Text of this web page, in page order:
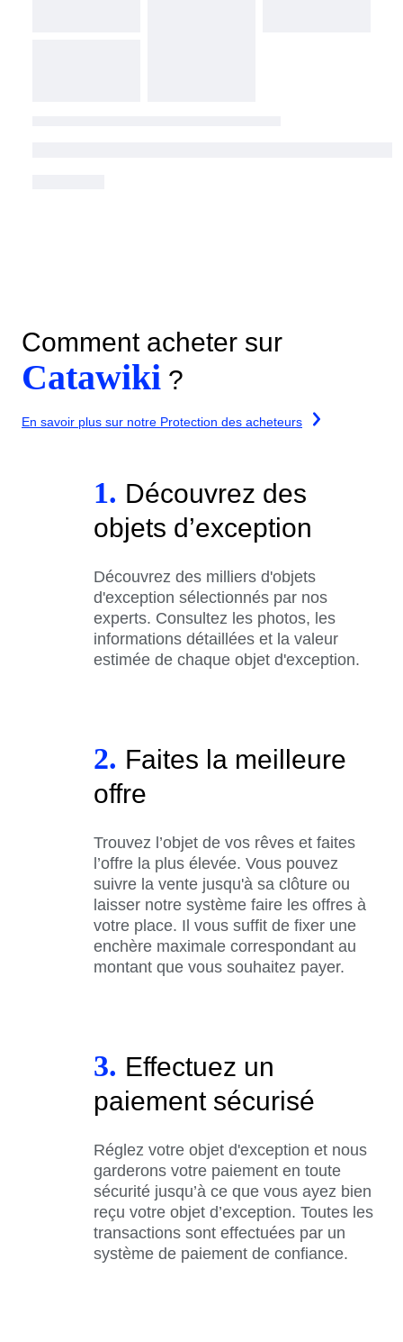
Comment acheter sur
Catawiki ?
En savoir plus sur notre Protection des acheteurs
1. Découvrez des
objets d’exception
Découvrez des milliers d'objets
d'exception sélectionnés par nos
experts. Consultez les photos, les
informations détaillées et la valeur
estimée de chaque objet d'exception.
2. Faites la meilleure
offre
Trouvez l’objet de vos rêves et faites
l’offre la plus élevée. Vous pouvez
suivre la vente jusqu'à sa clôture ou
laisser notre système faire les offres à
votre place. Il vous suffit de fixer une
enchère maximale correspondant au
montant que vous souhaitez payer.
3. Effectuez un
paiement sécurisé
Réglez votre objet d'exception et nous
garderons votre paiement en toute
sécurité jusqu’à ce que vous ayez bien
reçu votre objet d’exception. Toutes les
transactions sont effectuées par un
système de paiement de confiance.